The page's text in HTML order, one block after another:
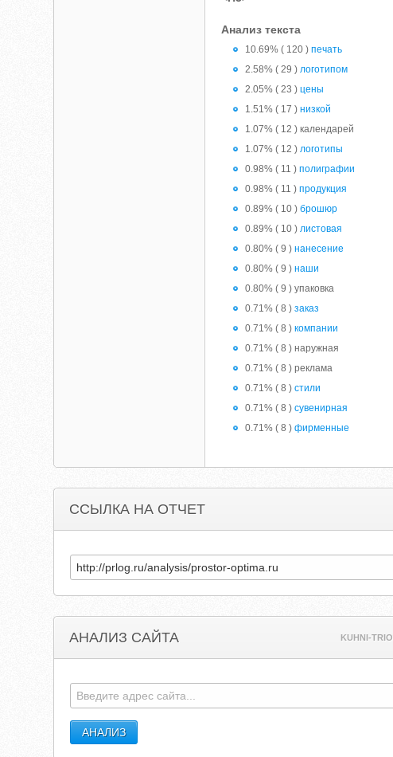
Анализ текста
10.69% ( 120 )печать
2.58% ( 29 )логотипом
2.05% ( 23 )цены
1.51% ( 17 )низкой
1.07% ( 12 ) календарей
1.07% ( 12 )логотипы
0.98% ( 11 )полиграфии
0.98% ( 11 )продукция
0.89% ( 10 )брошюр
0.89% ( 10 )листовая
0.80% ( 9 )нанесение
0.80% ( 9 )наши
0.80% ( 9 ) упаковка
0.71% ( 8 )заказ
0.71% ( 8 )компании
0.71% ( 8 ) наружная
0.71% ( 8 ) реклама
0.71% ( 8 )стили
0.71% ( 8 )сувенирная
0.71% ( 8 )фирменные
ССЫЛКА НА ОТЧЕТ
АНАЛИЗ САЙТА KUHNI-